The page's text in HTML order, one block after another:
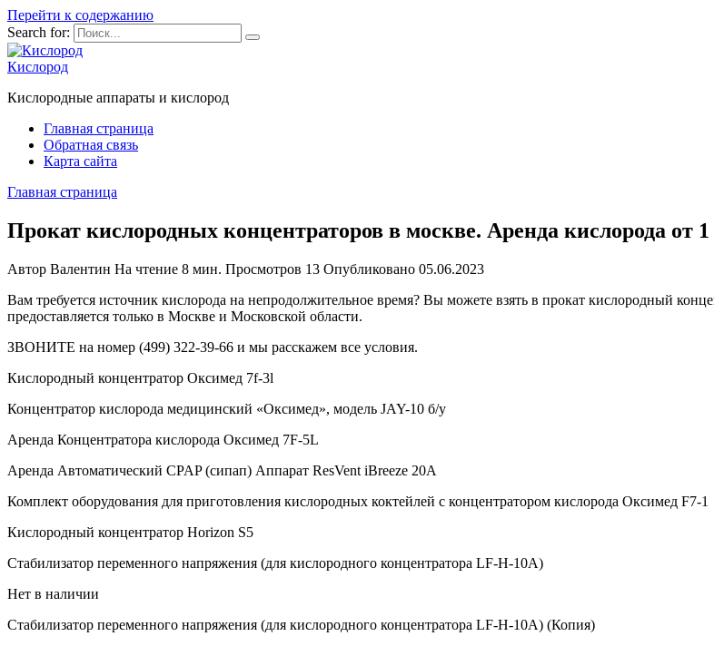
Перейти к содержанию
Search for:
Кислород
Кислородные аппараты и кислород
Главная страница
Обратная связь
Карта сайта
Главная страница
Прокат кислородных концентраторов в москве. Аренда кислорода от 1
Автор Валентин На чтение 8 мин. Просмотров 13 Опубликовано 05.06.2023
Вам требуется источник кислорода на непродолжительное время? Вы можете взять в прокат кислородный
предоставляется только в Москве и Московской области.
ЗВОНИТЕ на номер (499) 322-39-66 и мы расскажем все условия.
Кислородный концентратор Оксимед 7f-3l
Концентратор кислорода медицинский «Оксимед», модель JAY-10 б/у
Аренда Концентратора кислорода Оксимед 7F-5L
Аренда Автоматический CPAP (сипап) Аппарат ResVent iBreeze 20A
Комплект оборудования для приготовления кислородных коктейлей с концентратором кислорода Оксимед F7-1
Кислородный концентратор Horizon S5
Стабилизатор переменного напряжения (для кислородного концентратора LF-H-10A)
Нет в наличии
Стабилизатор переменного напряжения (для кислородного концентратора LF-H-10A) (Копия)